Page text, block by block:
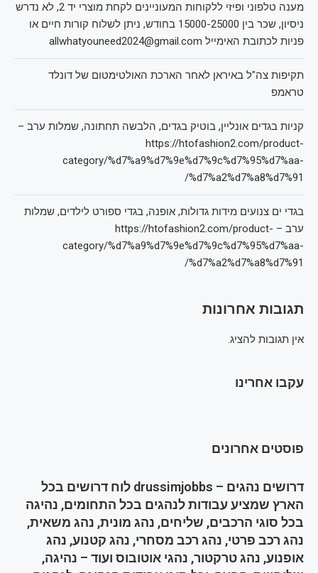
מענה טלפוני ופיזי ללקוחות המעוניינים לקחת מוצרי יד 2, לא נדרש
ניסיון, שכר בין 15000-25000 בחודש, ניתן לשלוח קורות חיים או
פניות לכתובת האימייל allwhatyouneed2024@gmail.com
תקיפות צה"ל באיראן לאחר הארכת האולטימטום של דונלד
טראמפ
קניות בגדים אונליין, בוטיק בגדים, הלבשה תחתונה, שמלות ערב –
https://htofashion2.com/product-
category/%d7%a9%d7%9e%d7%9c%d7%95%d7%aa-
%d7%a2%d7%a8%d7%91/
בגדי ים צנועים מידות גדולות, אופנה, בגדי ספורט לילדים, שמלות
ערב – https://htofashion2.com/product-
category/%d7%a9%d7%9e%d7%9c%d7%95%d7%aa-
%d7%a2%d7%a8%d7%91/
תגובות אחרונות
אין תגובות להציג.
עקבו אחרינו
פוסטים אחרונים
דרושים נהגים – drussimjobbs לוח דרושים בכל
הארץ שמציע עבודות לנהגים בכל התחומים, נהיגה
בכל סוגי הרכבים, שליחים, נהג מונית, נהג משאית,
נהג רכב פרטי, נהג רכב מסחרי, נהג קטנוע, נהג
אופנוע, נהג טרקטור, נהגי אוטובוס ועוד – נהיגה,